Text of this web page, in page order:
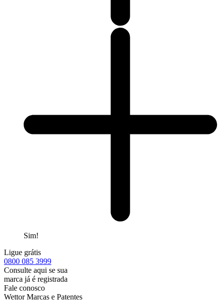
Sim!
Ligue grátis
0800 085 3999
Consulte aqui se sua
marca já é registrada
Fale conosco
Wettor Marcas e Patentes